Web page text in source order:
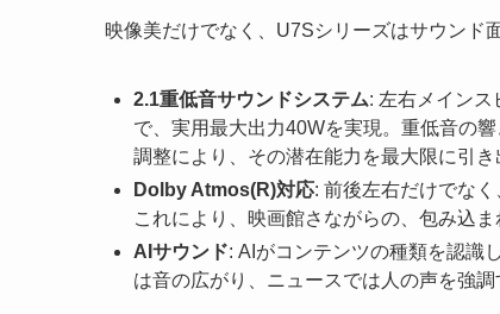
映像美だけでなく、U7Sシリーズはサウンド
2.1重低音サウンドシステム: 左右メイン
で、実用最大出力40Wを実現。重低音の
調整により、その潜在能力を最大限に引き
Dolby Atmos(R)対応: 前後左右だけでな
これにより、映画館さながらの、包み込
AIサウンド: AIがコンテンツの種類を認識
は音の広がり、ニュースでは人の声を強